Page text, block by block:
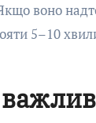
воно
5–10